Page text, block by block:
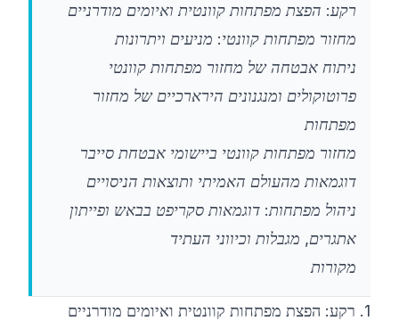
רקע: הפצת מפתחות קוונטית ואיומים מודרניים
מחזור מפתחות קוונטי: מניעים ויתרונות
ניתוח אבטחה של מחזור מפתחות קוונטי
פרוטוקולים ומנגנונים הירארכיים של מחזור
מפתחות
מחזור מפתחות קוונטי ביישומי אבטחת סייבר
דוגמאות מהעולם האמיתי ותוצאות הניסויים
ניהול מפתחות: דוגמאות סקריפט בבאש ופייתון
אתגרים, מגבלות וכיווני העתיד
מקורות
1. רקע: הפצת מפתחות קוונטית ואיומים מודרניים